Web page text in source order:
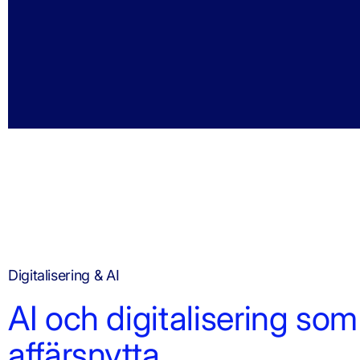
Digitalisering & AI
AI och digitalisering